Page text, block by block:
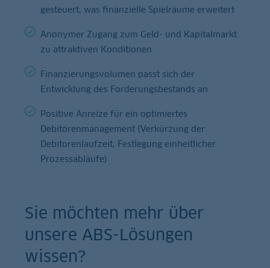
gesteuert, was finanzielle Spielräume erweitert
Anonymer Zugang zum Geld- und Kapitalmarkt
zu attraktiven Konditionen
Finanzierungsvolumen passt sich der
Entwicklung des Forderungsbestands an
Positive Anreize für ein optimiertes
Debitorenmanagement (Verkürzung der
Debitorenlaufzeit, Festlegung einheitlicher
Prozessabläufe)
Sie möchten mehr über
unsere ABS-Lösungen
wissen?